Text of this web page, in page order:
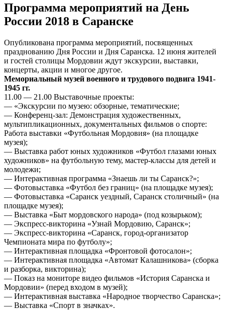
Программа мероприятий на День
России 2018 в Саранске
Опубликована программа мероприятий, посвященных
празднованию Дня России и Дня Саранска. 12 июня жителей
и гостей столицы Мордовии ждут экскурсии, выставки,
концерты, акции и многое другое.
Мемориальный музей военного и трудового подвига 1941-
1945 гг.
11.00 — 21.00 Выставочные проекты:
— «Экскурсии по музею: обзорные, тематические;
— Конференц-зал: Демонстрация художественных,
мультипликационных, документальных фильмов о спорте:
Работа выставки «Футбольная Мордовия» (на площадке
музея);
— Выставка работ юных художников «Футбол глазами юных
художников» на футбольную тему, мастер-классы для детей и
молодежи;
— Интерактивная программа «Знаешь ли ты Саранск?»;
— Фотовыставка «Футбол без границ» (на площадке музея);
— Фотовыставка «Саранск уездный, Саранск столичный» (на
площадке музея);
— Выставка «Быт мордовского народа» (под козырьком);
— Экспресс-викторина «Узнай Мордовию, Саранск»;
— Экспресс-викторина «Саранск, город-организатор
Чемпионата мира по футболу»;
— Интерактивная площадка «Фронтовой фотосалон»;
— Интерактивная площадка «Автомат Калашникова» (сборка
и разборка, викторина);
— Показ на мониторе видео фильмов «История Саранска и
Мордовии» (перед входом в музей);
— Интерактивная выставка «Народное творчество Саранска»;
— Выставка «Спорт в значках».